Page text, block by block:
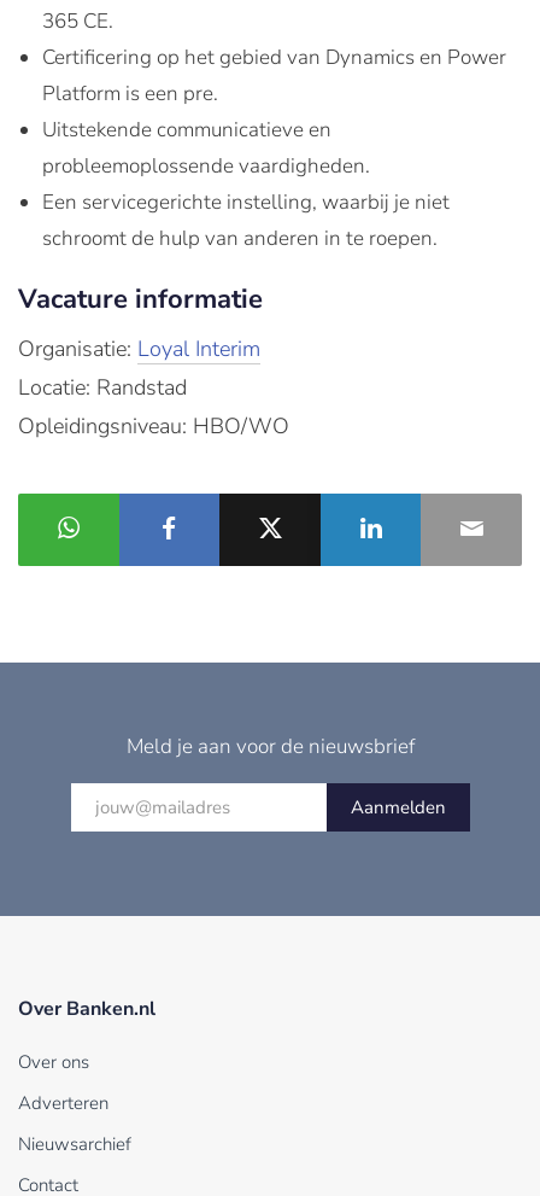
365 CE.
Certificering op het gebied van Dynamics en Power
Platform is een pre.
Uitstekende communicatieve en
probleemoplossende vaardigheden.
Een servicegerichte instelling, waarbij je niet
schroomt de hulp van anderen in te roepen.
Vacature informatie
Organisatie: Loyal Interim
Locatie: Randstad
Opleidingsniveau: HBO/WO
Meld je aan voor de nieuwsbrief
Aanmelden
Over Banken.nl
Over ons
Adverteren
Nieuwsarchief
Contact